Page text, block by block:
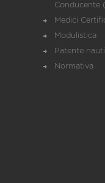
Conducente
Medici
Modulistica
Patente
Normativa